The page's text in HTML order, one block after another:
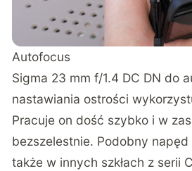
Autofocus
Sigma 23 mm f/1.4 DC DN do
nastawiania ostrości
Pracuje on dość szybko i w
bezszelestnie. Podobny
także w innych szkłach z serii